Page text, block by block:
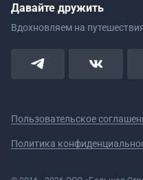
Давайте дружить
Вдохновляем на
Пользовательское
Политика